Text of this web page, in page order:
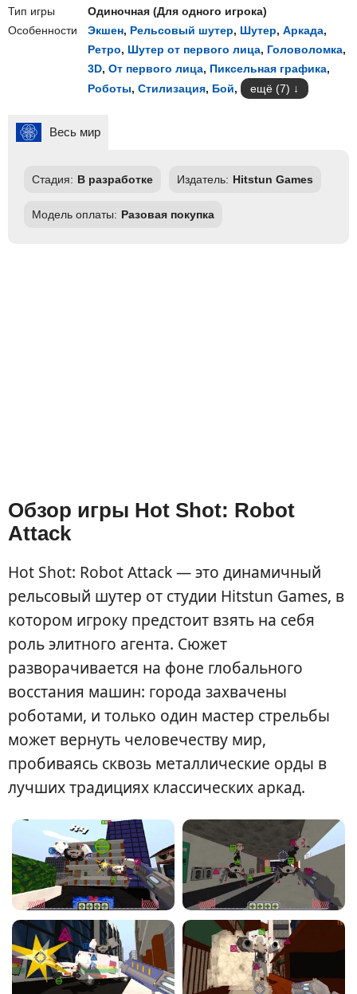
Тип игры
Одиночная (Для одного игрока)
Особенности
Экшен, Рельсовый шутер, Шутер, Аркада,
Ретро, Шутер от первого лица, Головоломка,
3D, От первого лица, Пиксельная графика,
Роботы, Стилизация, Бой, ещё (7)
Весь мир
Стадия: В разработке Издатель: Hitstun Games
Модель оплаты: Разовая покупка
Обзор игры Hot Shot: Robot
Attack
Hot Shot: Robot Attack — это динамичный
рельсовый шутер от студии Hitstun Games, в
котором игроку предстоит взять на себя
роль элитного агента. Сюжет
разворачивается на фоне глобального
восстания машин: города захвачены
роботами, и только один мастер стрельбы
может вернуть человечеству мир,
пробиваясь сквозь металлические орды в
лучших традициях классических аркад.